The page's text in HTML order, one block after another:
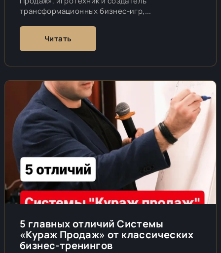
трансформационных бизнес-игр,...
Читать
5 главных отличий Системы
«Кураж Продаж» от классических
бизнес-тренингов